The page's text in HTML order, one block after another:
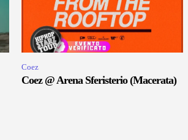
Coez
Coez @ Arena Sferisterio (Macerata)